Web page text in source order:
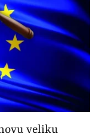
veliku